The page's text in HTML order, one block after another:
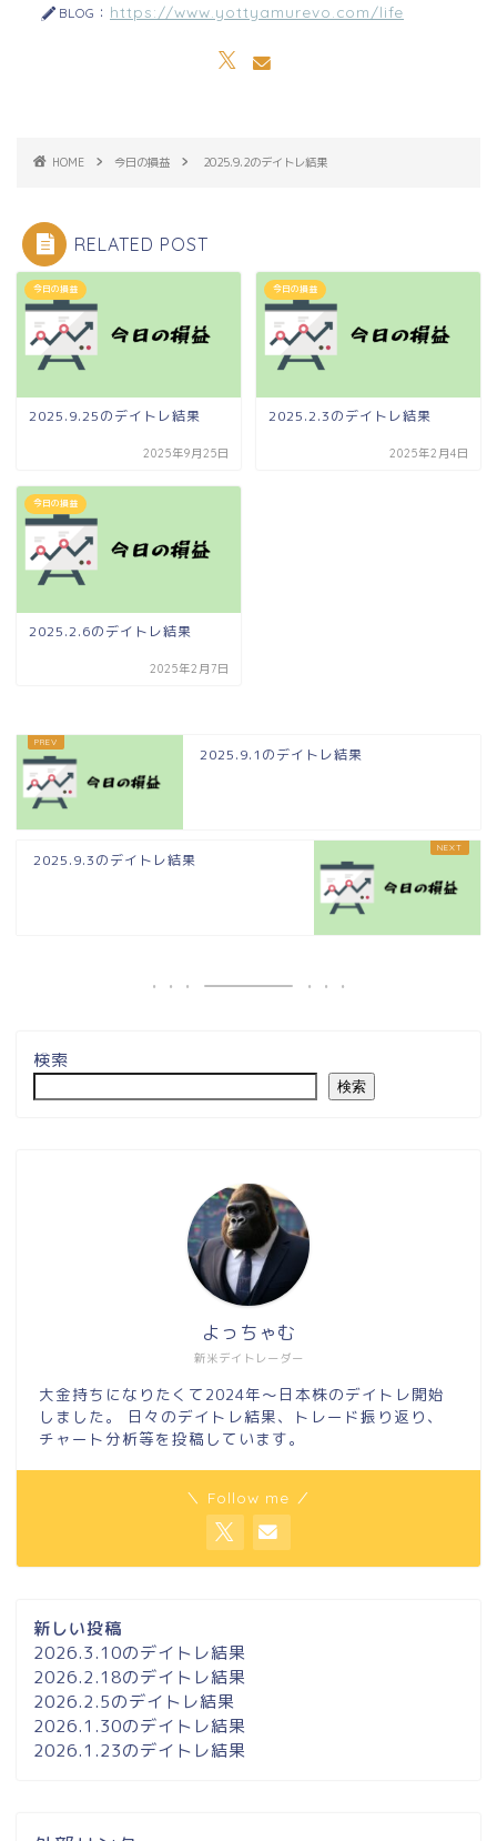
BLOG： https://www.yottyamurevo.com/life
HOME 今日の損益 2025.9.2のデイトレ結果
RELATED POST
今日の損益
2025.9.25のデイトレ結果
2025年9月25日
今日の損益
2025.2.3のデイトレ結果
2025年2月4日
今日の損益
2025.2.6のデイトレ結果
2025年2月7日
2025.9.1のデイトレ結果
2025.9.3のデイトレ結果
検索
検索
新米デイトレーダー
よっちゃむ
大金持ちになりたくて2024年～日本株のデイトレ開始
しました。 日々のデイトレ結果、トレード振り返り、
チャート分析等を投稿しています。
＼ Follow me ／
新しい投稿
2026.3.10のデイトレ結果
2026.2.18のデイトレ結果
2026.2.5のデイトレ結果
2026.1.30のデイトレ結果
2026.1.23のデイトレ結果